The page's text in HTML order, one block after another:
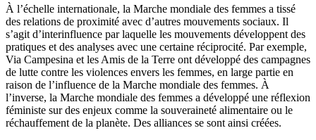
À l’échelle internationale, la Marche mondiale des femmes a tissé
des relations de proximité avec d’autres mouvements sociaux. Il
s’agit d’interinfluence par laquelle les mouvements développent des
pratiques et des analyses avec une certaine réciprocité. Par exemple,
Via Campesina et les Amis de la Terre ont développé des campagnes
de lutte contre les violences envers les femmes, en large partie en
raison de l’influence de la Marche mondiale des femmes. À
l’inverse, la Marche mondiale des femmes a développé une réflexion
féministe sur des enjeux comme la souveraineté alimentaire ou le
réchauffement de la planète. Des alliances se sont ainsi créées.